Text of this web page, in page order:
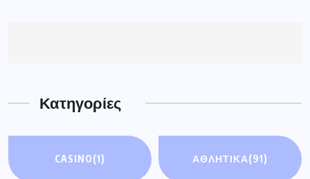
Κατηγορίες
CASINO(1) ΑΘΛΗΤΙΚΆ(91)